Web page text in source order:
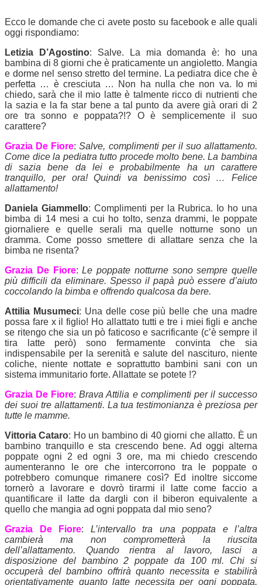
Ecco le domande che ci avete posto su facebook e alle quali
oggi rispondiamo:
Letizia D’Agostino: Salve. La mia domanda è: ho una
bambina di 8 giorni che è praticamente un angioletto. Mangia
e dorme nel senso stretto del termine. La pediatra dice che è
perfetta … è cresciuta … Non ha nulla che non va. Io mi
chiedo, sarà che il mio latte è talmente ricco di nutrienti che
la sazia e la fa star bene a tal punto da avere già orari di 2
ore tra sonno e poppata?!? O è semplicemente il suo
carattere?
Grazia De Fiore:Salve, complimenti per il suo allattamento.
Come dice la pediatra tutto procede molto bene. La bambina
di sazia bene da lei e probabilmente ha un carattere
tranquillo, per ora! Quindi va benissimo così … Felice
allattamento!
Daniela Giammello: Complimenti per la Rubrica. Io ho una
bimba di 14 mesi a cui ho tolto, senza drammi, le poppate
giornaliere e quelle serali ma quelle notturne sono un
dramma. Come posso smettere di allattare senza che la
bimba ne risenta?
Grazia De Fiore:Le poppate notturne sono sempre quelle
più difficili da eliminare. Spesso il papà può essere d’aiuto
coccolando la bimba e offrendo qualcosa da bere.
Attilia Musumeci: Una delle cose più belle che una madre
possa fare x il figlio! Ho allattato tutti e tre i miei figli e anche
se ritengo che sia un pò faticoso e sacrificante (c’è sempre il
tira latte però) sono fermamente convinta che sia
indispensabile per la serenità e salute del nascituro, niente
coliche, niente nottate e soprattutto bambini sani con un
sistema immunitario forte. Allattate se potete !?
Grazia De Fiore:Brava Attilia e complimenti per il successo
dei suoi tre allattamenti. La tua testimonianza è preziosa per
tutte le mamme.
Vittoria Cataro: Ho un bambino di 40 giorni che allatto. È un
bambino tranquillo e sta crescendo bene. Ad oggi alterna
poppate ogni 2 ed ogni 3 ore, ma mi chiedo crescendo
aumenteranno le ore che intercorrono tra le poppate o
potrebbero comunque rimanere così? Ed inoltre siccome
tornerò a lavorare e dovrò tirarmi il latte come faccio a
quantificare il latte da dargli con il biberon equivalente a
quello che mangia ad ogni poppata dal mio seno?
Grazia De Fiore: L’intervallo tra una poppata e l’altra
cambierà ma non comprometterà la riuscita
dell’allattamento. Quando rientra al lavoro, lasci a
disposizione del bambino 2 poppate da 100 ml. Chi si
occuperà del bambino offrirà quanto necessita e stabilirà
orientativamente quanto latte necessita per ogni poppata.